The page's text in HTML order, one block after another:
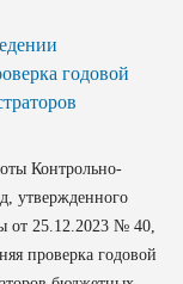
годовой
Контрольно-
утвержденного
от 25.12.2023 № 40,
проверка годовой